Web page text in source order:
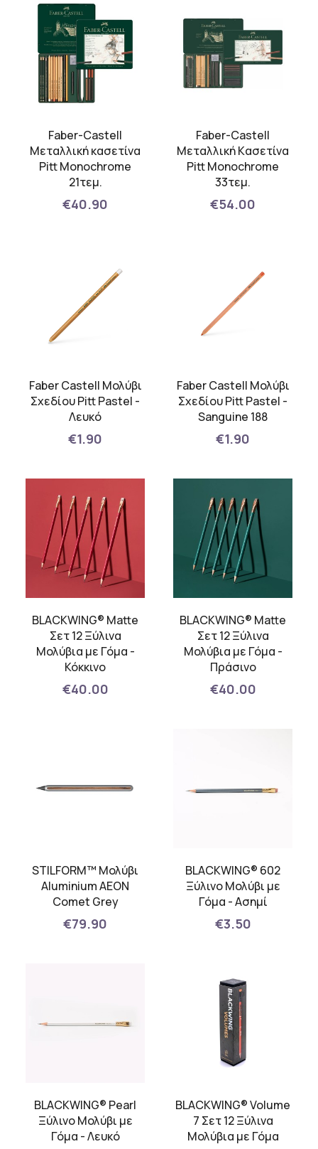
Faber-Castell
Μεταλλική κασετίνα
Pitt Monochrome
21τεμ.
€40.90
Faber-Castell
Μεταλλική Kασετίνα
Pitt Monochrome
33τεμ.
€54.00
Faber Castell Μολύβι
Σχεδίου Pitt Pastel -
Λευκό
€1.90
Faber Castell Μολύβι
Σχεδίου Pitt Pastel -
Sanguine 188
€1.90
BLACKWING® Matte
Σετ 12 Ξύλινα
Μολύβια με Γόμα -
Κόκκινο
€40.00
BLACKWING® Matte
Σετ 12 Ξύλινα
Μολύβια με Γόμα -
Πράσινο
€40.00
STILFORM™ Μολύβι
Aluminium AEON
Comet Grey
€79.90
BLACKWING® 602
Ξύλινο Μολύβι με
Γόμα - Ασημί
€3.50
BLACKWING® Pearl
Ξύλινο Μολύβι με
Γόμα - Λευκό
BLACKWING® Volume
7 Σετ 12 Ξύλινα
Μολύβια με Γόμα